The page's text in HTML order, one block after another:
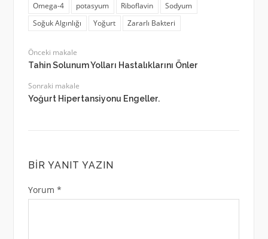
Omega-4
potasyum Riboflavin
Sodyum
Soğuk Algınlığı
Yoğurt Zararlı Bakteri
Önceki makale
Tahin Solunum Yolları Hastalıklarını Önler
Sonraki makale
Yoğurt Hipertansiyonu Engeller.
BIR YANIT YAZIN
Yorum *